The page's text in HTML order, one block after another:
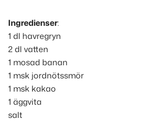
Ingredienser:
1 dl havregryn
2 dl vatten
1 mosad banan
1 msk jordnötssmör
1 msk kakao
1 äggvita
salt